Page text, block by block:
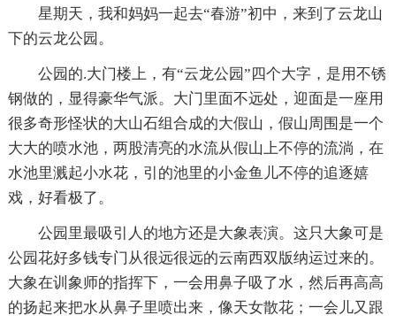
星期天，我和妈妈一起去“春游”初中，来到了云龙山
下的云龙公园。
公园的.大门楼上，有“云龙公园”四个大字，是用不锈
钢做的，显得豪华气派。大门里面不远处，迎面是一座用
很多奇形怪状的大山石组合成的大假山，假山周围是一个
大大的喷水池，两股清亮的水流从假山上不停的流淌，在
水池里溅起小水花，引的池里的小金鱼儿不停的追逐嬉
戏，好看极了。
公园里最吸引人的地方还是大象表演。这只大象可是
公园花好多钱专门从很远很远的云南西双版纳运过来的。
大象在训象师的指挥下，一会用鼻子吸了水，然后再高高
的扬起来把水从鼻子里喷出来，像天女散花；一会儿又跟